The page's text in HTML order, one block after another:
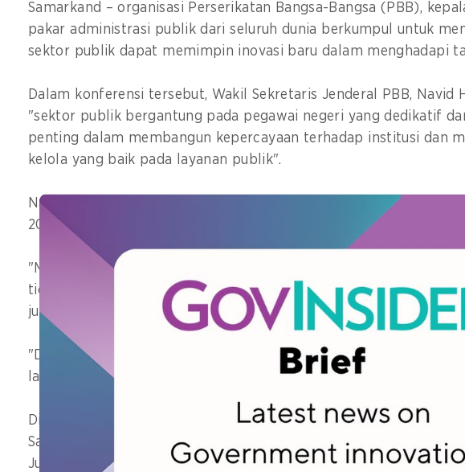
Samarkand – organisasi Perserikatan Bangsa-Bangsa (PBB),
pakar administrasi publik dari seluruh dunia berkumpul untuk
sektor publik dapat memimpin inovasi baru dalam menghadapi
Dalam konferensi tersebut, Wakil Sekretaris Jenderal PBB, Navid
"sektor publik bergantung pada pegawai negeri yang dedikatif
penting dalam membangun kepercayaan terhadap institusi dan
kelola yang baik pada layanan publik".
Namun, dengan sisa lima tahun hingga batas waktu pencapaian
2030, kita harus segera mempercepat tindakan dari sebelumnya,
"Mari bertindak dengan berani, inklusif, dan bersama-sama. Mari
tidak hanya menyediakan layanan tetapi juga kepercayaan, tidak
juga martabat, tidak hanya konektivitas tetapi juga komunitas.
"Dengan fondasi yang tepat, kita masih dapat mempercepat
layanan publik tidak hanya dijanjikan tetapi juga diwujudkan," kata
Dia berbicara di hadapan lebih dari 400 delegasi dari seluruh
Samarkand Congress Centre untuk Forum Layanan Publik PBB
Juni.